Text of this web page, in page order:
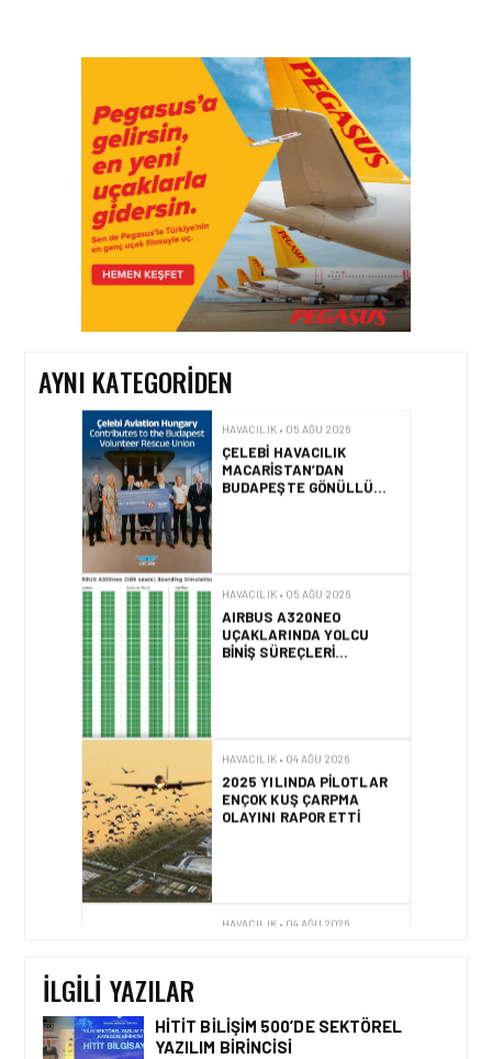
AYNI KATEGORIDEN
HAVACILIK • 06 AĞU 2026
HITIT BILIŞIM 500’DE
SEKTÖREL YAZILIM
BIRINCISI
HAVACILIK • 05 AĞU 2026
YAKIT MALIYETLERINDEKI
YÜZDE 46’LIK ARTIŞA
KARŞI HANGI ÖNLEMLER
ALINIYOR?
ÇELEBI HAVACILIK
MACARISTAN’DAN
BUDAPEŞTE GÖNÜLLÜ
KURTARMA BIRLIĞI’NE
ANLAMLI DESTEK!
AIRBUS A320NEO
UÇAKLARINDA YOLCU
BINIŞ SÜREÇLERI
SIMÜLASYONLA TEST
EDILDI!
2025 YILINDA PILOTLAR
ENÇOK KUŞ ÇARPMA
OLAYINI RAPOR ETTI
IFATCA 2027 YILLIK
İLGILI YAZILAR
HITIT BILIŞIM 500’DE SEKTÖREL
YAZILIM BIRINCISI